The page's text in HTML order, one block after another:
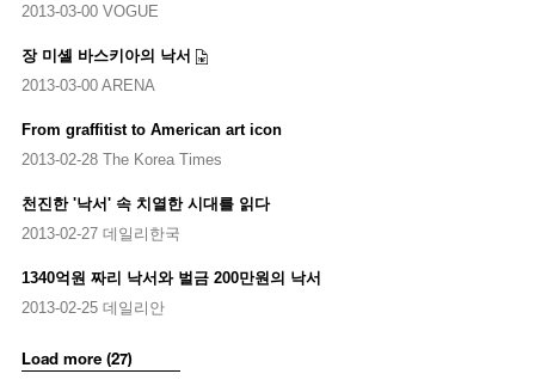
2013-03-00 VOGUE
장 미셸 바스키아의 낙서
2013-03-00 ARENA
From graffitist to American art icon
2013-02-28 The Korea Times
천진한 '낙서' 속 치열한 시대를 읽다
2013-02-27 데일리한국
1340억원 짜리 낙서와 벌금 200만원의 낙서
2013-02-25 데일리안
Load more (27)